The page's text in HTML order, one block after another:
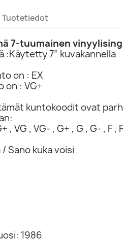
Tuotetiedot
7-tuumainen
:Käytetty 7” kuvakannella
on : EX
on : VG+
kuntokoodit ovat
, VG , VG- , G+ , G , G- , F ,
Sano kuka voisi
1986